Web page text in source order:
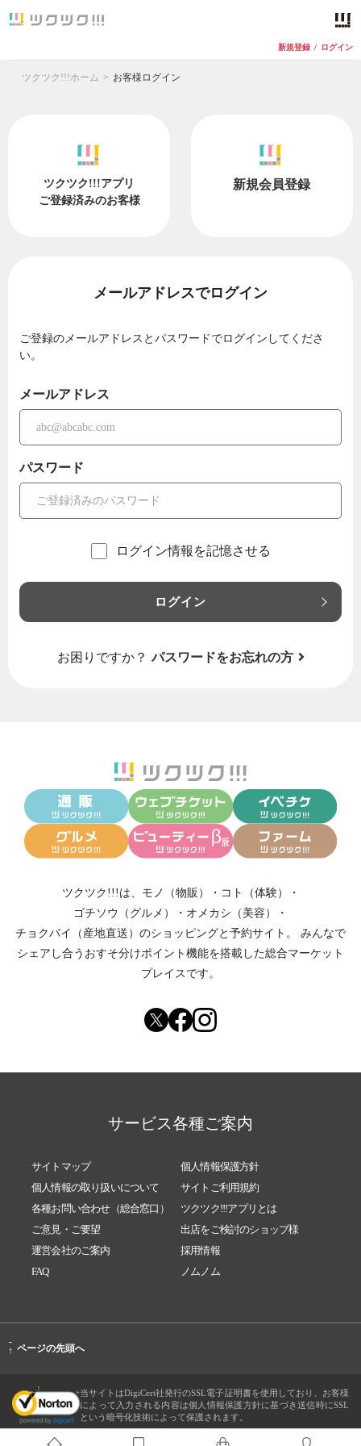
新規登録 / ログイン
ツクツク!!!ホーム お客様ログイン
ツクツク!!!アプリ
ご登録済みのお客様
新規会員登録
メールアドレスでログイン
ご登録のメールアドレスとパスワードでログインしてくださ
い。
メールアドレス
パスワード
ログイン情報を記憶させる
ログイン
お困りですか？ パスワードをお忘れの方
ツクツク!!!は、 モノ（物販） ・ コト（体験）
・
ゴチソウ（グルメ）
・ オメカシ（美容）
・
チョクバイ（産地直送） のショッピングと予約サイト。
みんなで
シェアし合う おすそ分けポイント機能を搭載した総合マーケット
プレイスです。
サービス各種ご案内
サイトマップ
個人情報保護方針
個人情報の取り扱いについて
サイトご利用規約
各種お問い合わせ（総合窓口）
ツクツク!!!アプリとは
ご意見・ご要望
出店をご検討のショップ様
運営会社のご案内
採用情報
FAQ
ノムノム
-
↑ ページの先頭へ
当サイトはDigiCert社発行のSSL電子証明書を使用しており、お客様
によって入力される内容は個人情報保護方針に基づき送信時にSSL
という暗号化技術によって保護されます。